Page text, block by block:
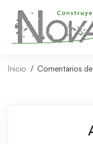
Inicio Comentarios